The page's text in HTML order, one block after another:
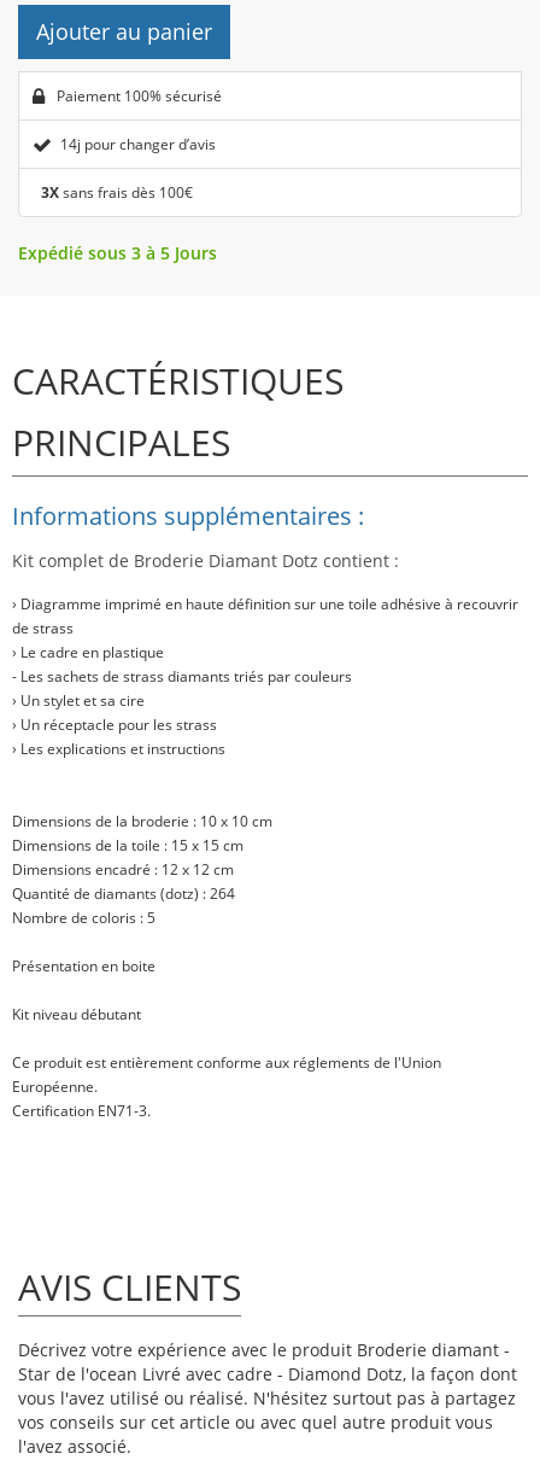
Ajouter au panier
Paiement 100% sécurisé
14j pour changer d’avis
3Xsans frais dès 100€
Expédié sous 3 à 5 Jours
CARACTÉRISTIQUES
PRINCIPALES
Informations supplémentaires :
Kit complet de Broderie Diamant Dotz contient :
› Diagramme imprimé en haute définition sur une toile adhésive à recouvrir
de strass
› Le cadre en plastique
- Les sachets de strass diamants triés par couleurs
› Un stylet et sa cire
› Un réceptacle pour les strass
› Les explications et instructions
Dimensions de la broderie : 10 x 10 cm
Dimensions de la toile : 15 x 15 cm
Dimensions encadré : 12 x 12 cm
Quantité de diamants (dotz) : 264
Nombre de coloris : 5
Présentation en boite
Kit niveau débutant
Ce produit est entièrement conforme aux réglements de l'Union
Européenne.
Certification EN71-3.
AVIS CLIENTS
Décrivez votre expérience avec le produit Broderie diamant -
Star de l'ocean Livré avec cadre - Diamond Dotz, la façon dont
vous l'avez utilisé ou réalisé. N'hésitez surtout pas à partagez
vos conseils sur cet article ou avec quel autre produit vous
l'avez associé.